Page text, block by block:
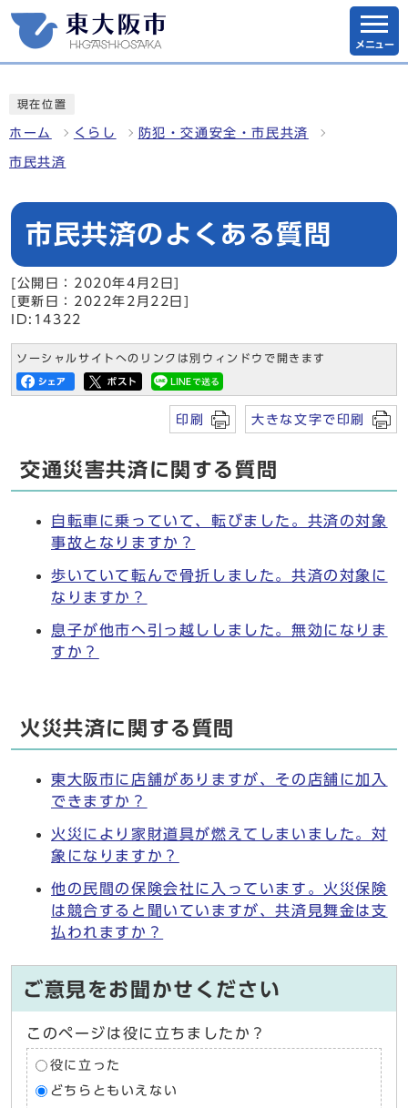
メニュー
現在位置
ホーム くらし 防犯・交通安全・市民共済
市民共済
市民共済のよくある質問
[公開日：2020年4月2日]
[更新日：2022年2月22日]
ID:14322
ソーシャルサイトへのリンクは別ウィンドウで開きます
印刷 大きな文字で印刷
交通災害共済に関する質問
自転車に乗っていて、転びました。共済の対象
事故となりますか？
歩いていて転んで骨折しました。共済の対象に
なりますか？
息子が他市へ引っ越ししました。無効になりま
すか？
火災共済に関する質問
東大阪市に店舗がありますが、その店舗に加入
できますか？
火災により家財道具が燃えてしまいました。対
象になりますか？
他の民間の保険会社に入っています。火災保険
は競合すると聞いていますが、共済見舞金は支
払われますか？
ご意見をお聞かせください
このページは役に立ちましたか？
役に立った
どちらともいえない